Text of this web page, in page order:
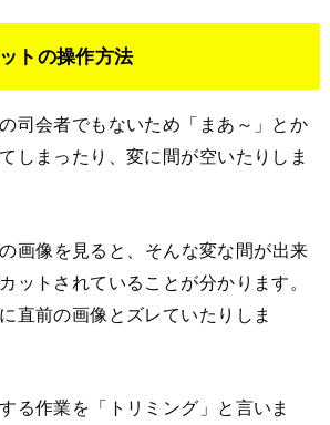
トの操作方法
司会者でもないため「まあ～」とか
しまったり、変に間が空いたりしま
画像を見ると、そんな変な間が出来
ットされていることが分かります。
直前の画像とズレていたりしま
る作業を「トリミング」と言いま